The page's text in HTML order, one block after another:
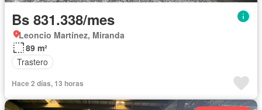
Bs 831.338/mes
Leoncio Martínez, Miranda
89 m²
Trastero
Hace 2 días, 13 horas